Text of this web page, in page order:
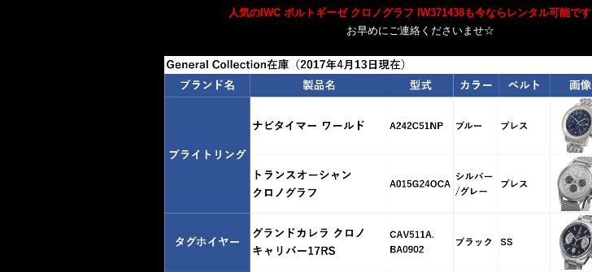
人気のIWC ポルトギーゼ クロノグラフ IW371438も今ならレンタル可能です
お早めにご連絡くださいませ☆